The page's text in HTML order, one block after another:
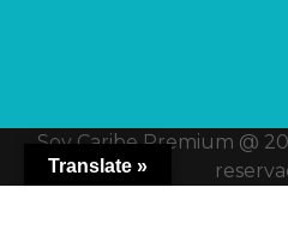
Soy Caribe Premium @
Translate »